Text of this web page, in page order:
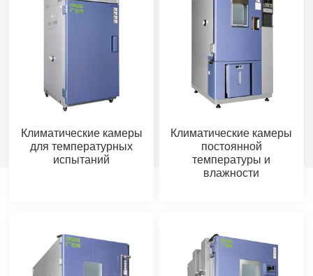
Климатические камеры
для температурных
испытаний
Климатические камеры
постоянной
температуры и
влажности